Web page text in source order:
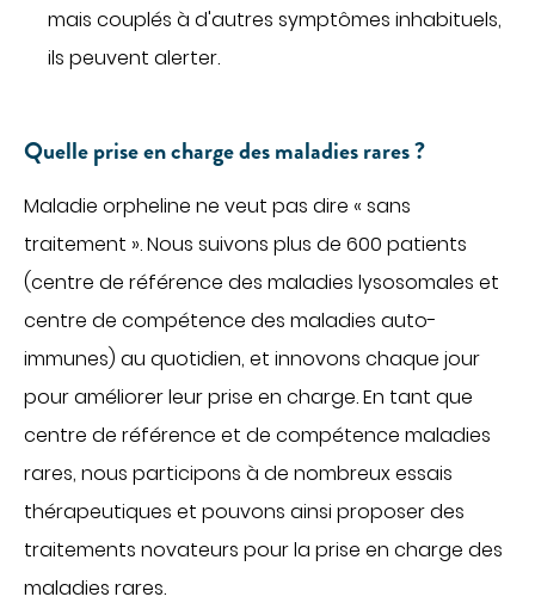
mais couplés à d'autres symptômes inhabituels,
ils peuvent alerter.
Quelle prise en charge des maladies rares ?
Maladie orpheline ne veut pas dire « sans
traitement ». Nous suivons plus de 600 patients
(centre de référence des maladies lysosomales et
centre de compétence des maladies auto-
immunes) au quotidien, et innovons chaque jour
pour améliorer leur prise en charge. En tant que
centre de référence et de compétence maladies
rares, nous participons à de nombreux essais
thérapeutiques et pouvons ainsi proposer des
traitements novateurs pour la prise en charge des
maladies rares.